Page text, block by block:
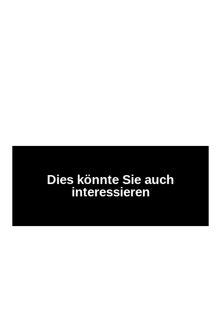
Dies könnte Sie auch
interessieren